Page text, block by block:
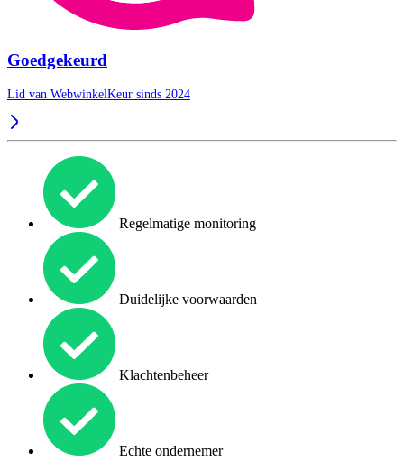
Goedgekeurd
Lid van WebwinkelKeur sinds 2024
Regelmatige monitoring
Duidelijke voorwaarden
Klachtenbeheer
Echte ondernemer